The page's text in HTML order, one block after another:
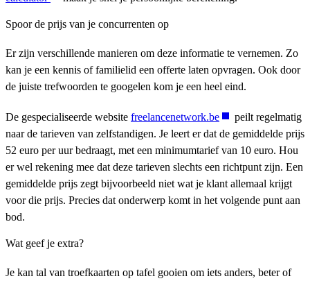
Spoor de prijs van je concurrenten op
Er zijn verschillende manieren om deze informatie te vernemen. Zo
kan je een kennis of familielid een offerte laten opvragen. Ook door
de juiste trefwoorden te googelen kom je een heel eind.
De gespecialiseerde website freelancenetwork.be
peilt regelmatig
naar de tarieven van zelfstandigen. Je leert er dat de gemiddelde prijs
52 euro per uur bedraagt, met een minimumtarief van 10 euro. Hou
er wel rekening mee dat deze tarieven slechts een richtpunt zijn. Een
gemiddelde prijs zegt bijvoorbeeld niet wat je klant allemaal krijgt
voor die prijs. Precies dat onderwerp komt in het volgende punt aan
bod.
Wat geef je extra?
Je kan tal van troefkaarten op tafel gooien om iets anders, beter of